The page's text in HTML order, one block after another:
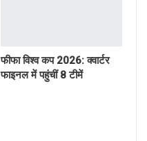
फीफा विश्व कप 2026: क्वार्टर
फाइनल में पहुंचीं 8 टीमें